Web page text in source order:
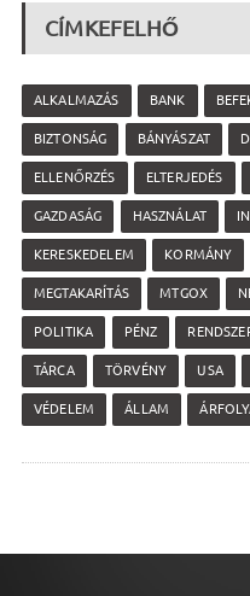
CÍMKEFELHŐ
ALKALMAZÁS BANK
BIZTONSÁG BÁNYÁSZAT
ELLENŐRZÉS ELTERJEDÉS
GAZDASÁG HASZNÁLAT
KERESKEDELEM KORMÁNY
MEGTAKARÍTÁS MTGOX
POLITIKA PÉNZ
TÁRCA TÖRVÉNY USA
VÉDELEM ÁLLAM